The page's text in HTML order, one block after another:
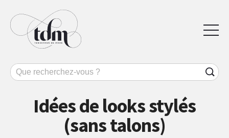
Idées de looks stylés
(sans talons)